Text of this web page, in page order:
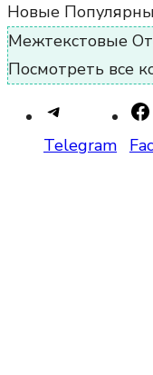
Новые
Межтекстовые
Посмотреть все
Telegram